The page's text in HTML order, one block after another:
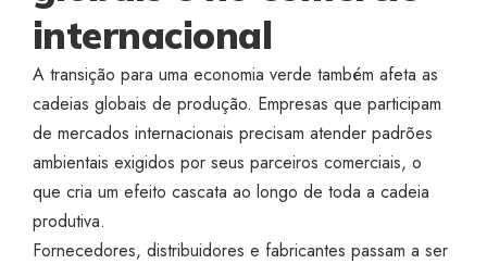
internacional
A transição para uma economia verde também afeta as
cadeias globais de produção. Empresas que participam
de mercados internacionais precisam atender padrões
ambientais exigidos por seus parceiros comerciais, o
que cria um efeito cascata ao longo de toda a cadeia
produtiva.
Fornecedores, distribuidores e fabricantes passam a ser